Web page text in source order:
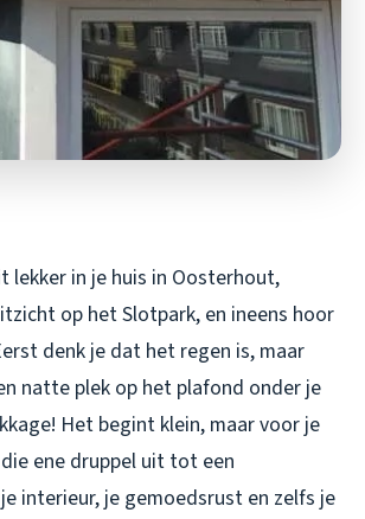
lekker in je huis in Oosterhout,
op het Slotpark, en ineens hoor
denk je dat het regen is, maar
natte plek op het plafond onder je
Het begint klein, maar voor je
ene druppel uit tot een
interieur, je gemoedsrust en zelfs je